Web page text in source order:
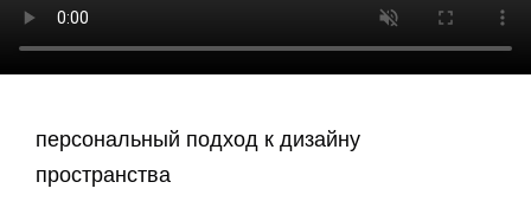
персональный подход к дизайну
пространства